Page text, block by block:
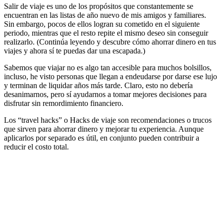
Salir de viaje es uno de los propósitos que constantemente se
encuentran en las listas de año nuevo de mis amigos y familiares.
Sin embargo, pocos de ellos logran su cometido en el siguiente
periodo, mientras que el resto repite el mismo deseo sin conseguir
realizarlo. (Continúa leyendo y descubre cómo ahorrar dinero en tus
viajes y ahora sí te puedas dar una escapada.)
Sabemos que viajar no es algo tan accesible para muchos bolsillos,
incluso, he visto personas que llegan a endeudarse por darse ese lujo
y terminan de liquidar años más tarde. Claro, esto no debería
desanimarnos, pero sí ayudarnos a tomar mejores decisiones para
disfrutar sin remordimiento financiero.
Los “travel hacks” o Hacks de viaje son recomendaciones o trucos
que sirven para ahorrar dinero y mejorar tu experiencia. Aunque
aplicarlos por separado es útil, en conjunto pueden contribuir a
reducir el costo total.